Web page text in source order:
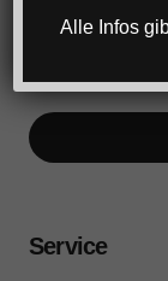
Service
Alle Infos